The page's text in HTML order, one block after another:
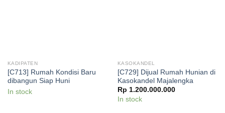
KADIPATEN
[C713] Rumah Kondisi Baru
dibangun Siap Huni
In stock
KASOKANDEL
[C729] Dijual Rumah Hunian di
Kasokandel Majalengka
Rp 1.200.000.000
In stock